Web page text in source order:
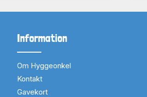
Information
Om Hyggeonkel
Kontakt
Gavekort